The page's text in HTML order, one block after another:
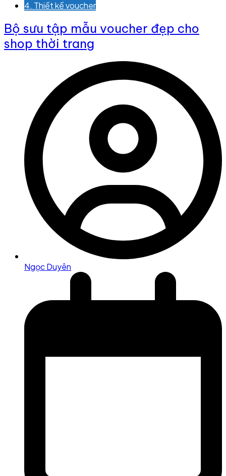
4. Thiết kế voucher
Bộ sưu tập mẫu voucher đẹp cho
shop thời trang
Ngọc Duyên